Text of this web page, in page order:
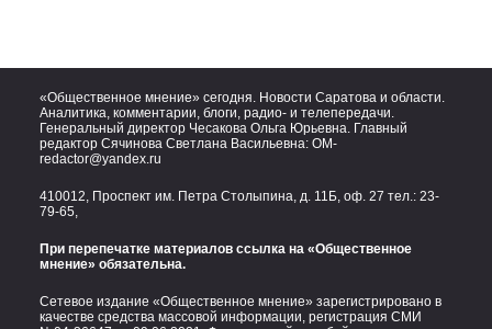
«Общественное мнение» сегодня. Новости Саратова и области.
Аналитика, комментарии, блоги, радио- и телепередачи.
Генеральный директор Чесакова Ольга Юрьевна. Главный
редактор Сячинова Светлана Васильевна: OM-
redactor@yandex.ru
410012, Проспект им. Петра Столыпина, д. 11Б, оф. 27 тел.: 23-
79-65,
При перепечатке материалов ссылка на «Общественное
мнение» обязательна.
Сетевое издание «Общественное мнение» зарегистрировано в
качестве средства массовой информации, регистрация СМИ